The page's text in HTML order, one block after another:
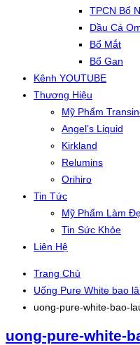
TPCN Bổ
Dầu Cá
Bổ Mắt
Bổ Gan
Kênh YOUTUBE
Thương Hiệu
Mỹ Phẩm
Angel’s Liquid
Kirkland
Relumins
Orihiro
Tin Tức
Mỹ Phẩm Làm
Tin Sức Khỏe
Liên Hệ
Trang Chủ
Uống Pure White bao
uong-pure-white-bao-
uong-pure-white-